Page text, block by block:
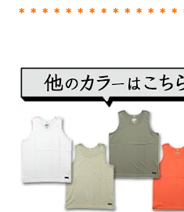
＊＊＊＊＊＊＊＊＊＊＊＊＊＊